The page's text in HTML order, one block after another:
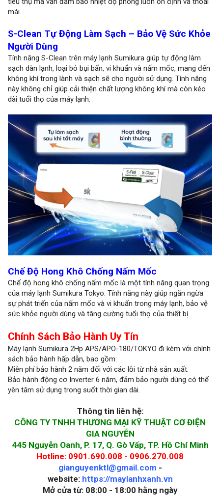
mái.
S-Clean Tự Động Làm Sạch – Bảo Vệ Sức Khỏe
Người Dùng
Tính năng S-Clean trên máy lạnh Sumikura giúp tự động làm
sạch dàn lạnh, loại bỏ bụi bẩn, vi khuẩn và nấm mốc, mang đến
không khí trong lành và sạch sẽ cho người sử dụng. Tính năng
này không chỉ giúp cải thiện chất lượng không khí mà còn kéo
dài tuổi thọ của máy lạnh.
Chế Độ Hong Khô Chống Nấm Mốc
Chế độ hong khô chống nấm mốc là một tính năng quan trọng
của máy lạnh Sumikura Tokyo. Tính năng này giúp ngăn ngừa
sự phát triển của nấm mốc và vi khuẩn trong máy lạnh, bảo vệ
sức khỏe người dùng và tăng cường tuổi thọ của thiết bị.
Chính Sách Bảo Hành Uy Tín
Máy lạnh Sumikura 2Hp APS/APO-180/TOKYO đi kèm với chính
sách bảo hành hấp dẫn, bao gồm:
Miễn phí bảo hành 2 năm đối với các lỗi từ nhà sản xuất.
Bảo hành động cơ Inverter 6 năm, đảm bảo người dùng có thể
yên tâm sử dụng trong suốt thời gian dài.
Thông tin liên hệ:
CÔNG TY TNHH THƯƠNG MẠI KỸ THUẬT CƠ ĐIỆN
GIA NGUYỄN
445 Nguyễn Oanh, P. 17, Q. Gò Vấp, TP. Hồ Chí Minh
Hotline: 0901.690.008 - 0906.270.008
gianguyenktl@gmail.com -
website: https://maylanhxanh.vn
Mở cửa từ: 08:00 - 18:00 hằng ngày